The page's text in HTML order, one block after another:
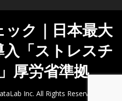
ク｜日本最大
「ストレスチ
厚労省準拠
Inc. All Rights Reserved.